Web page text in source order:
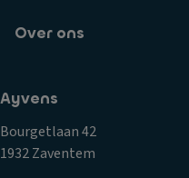
Over ons
Ayvens
Bourgetlaan 42
1932 Zaventem